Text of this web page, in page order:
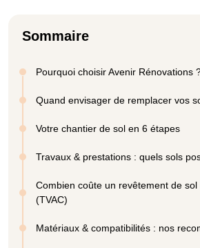
Sommaire
Pourquoi choisir Avenir Rénovations
Quand envisager de remplacer vos
Votre chantier de sol en 6 étapes
Travaux & prestations : quels sols
Combien coûte un revêtement de
(TVAC)
Matériaux & compatibilités : nos